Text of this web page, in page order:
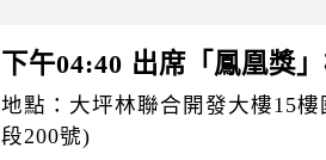
下午04:40 出席「鳳凰獎
地點：大坪林聯合開發大樓15
段200號)